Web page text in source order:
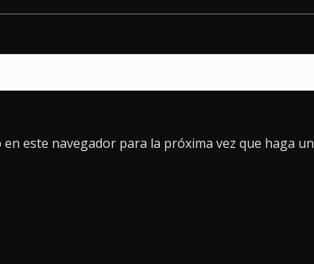
este navegador para la próxima vez que haga un